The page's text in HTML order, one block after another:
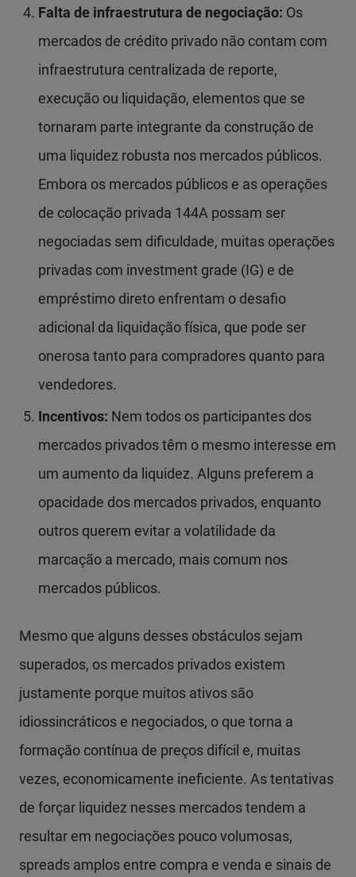
Falta de infraestrutura de negociação: Os
mercados de crédito privado não contam com
infraestrutura centralizada de reporte,
execução ou liquidação, elementos que se
tornaram parte integrante da construção de
uma liquidez robusta nos mercados públicos.
Embora os mercados públicos e as operações
de colocação privada 144A possam ser
negociadas sem dificuldade, muitas operações
privadas com investment grade (IG) e de
empréstimo direto enfrentam o desafio
adicional da liquidação física, que pode ser
onerosa tanto para compradores quanto para
vendedores.
Incentivos: Nem todos os participantes dos
mercados privados têm o mesmo interesse em
um aumento da liquidez. Alguns preferem a
opacidade dos mercados privados, enquanto
outros querem evitar a volatilidade da
marcação a mercado, mais comum nos
mercados públicos.
Mesmo que alguns desses obstáculos sejam
superados, os mercados privados existem
justamente porque muitos ativos são
idiossincráticos e negociados, o que torna a
formação contínua de preços difícil e, muitas
vezes, economicamente ineficiente. As tentativas
de forçar liquidez nesses mercados tendem a
resultar em negociações pouco volumosas,
spreads amplos entre compra e venda e sinais de